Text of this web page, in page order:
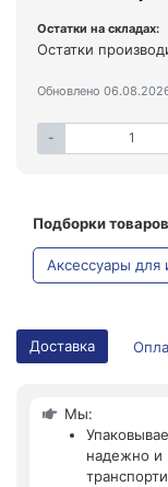
Остатки на складах:
Остатки
Обновлено
-
Подборки
Аксессуары для
Доставка
Мы:
надежно и